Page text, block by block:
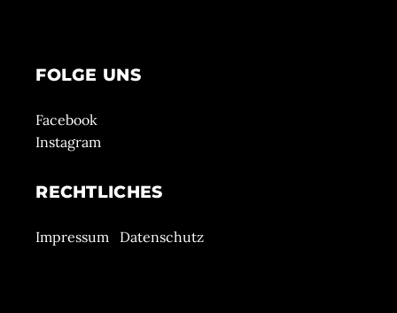
FOLGE UNS
Facebook
Instagram
RECHTLICHES
Impressum Datenschutz